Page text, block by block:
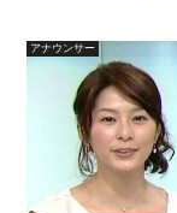
アナウンサー